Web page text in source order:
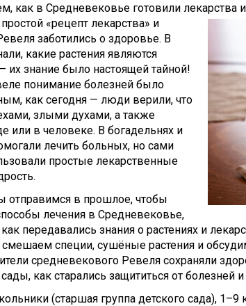
как в Средневековье готовили лекарства
«рецепт лекарства» и
заботились о здоровье. В
какие растения являются
знание было настоящей тайной!
понимание болезней было
как сегодня — люди верили, что
злыми духами, а также
или в человеке. В богадельнях и
лечить больных, но сами
простые лекарственные
отправимся в прошлое, чтобы
лечения в Средневековье,
передавались знания о растениях и
смешаем специи, сушёные растения и
средневекового Ревеля сохраняли
как старались защититься от болезней
(старшая группа детского сада), 1–9